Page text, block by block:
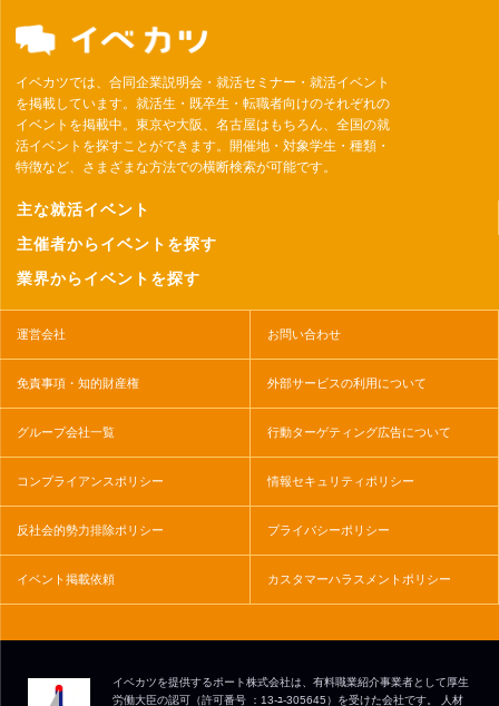
イベカツでは、合同企業説明会・就活セミナー・就活イベント
を掲載しています。就活生・既卒生・転職者向けのそれぞれの
イベントを掲載中。東京や大阪、名古屋はもちろん、全国の就
活イベントを探すことができます。開催地・対象学生・種類・
特徴など、さまざまな方法での横断検索が可能です。
主な就活イベント
主催者からイベントを探す
業界からイベントを探す
運営会社 お問い合わせ
免責事項・知的財産権 外部サービスの利用について
グループ会社一覧 行動ターゲティング広告について
コンプライアンスポリシー 情報セキュリティポリシー
反社会的勢力排除ポリシー プライバシーポリシー
イベント掲載依頼 カスタマーハラスメントポリシー